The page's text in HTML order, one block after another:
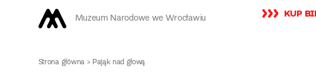
Muzeum Narodowe we Wrocławiu KUP
Strona główna>Pająk nad głową